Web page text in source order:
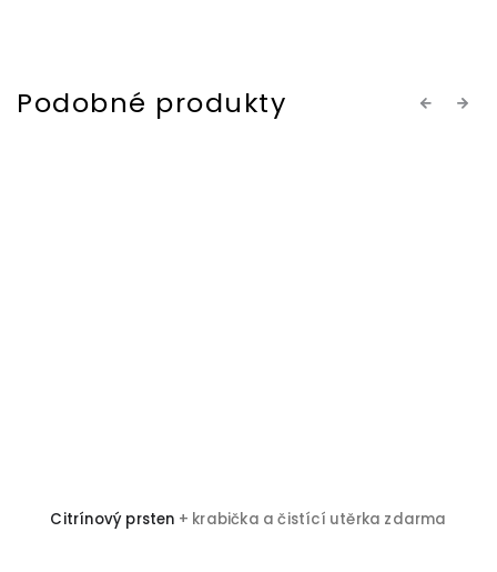
Previous
Citrínový prsten + krabička a čistící utěrka zdarma
Next